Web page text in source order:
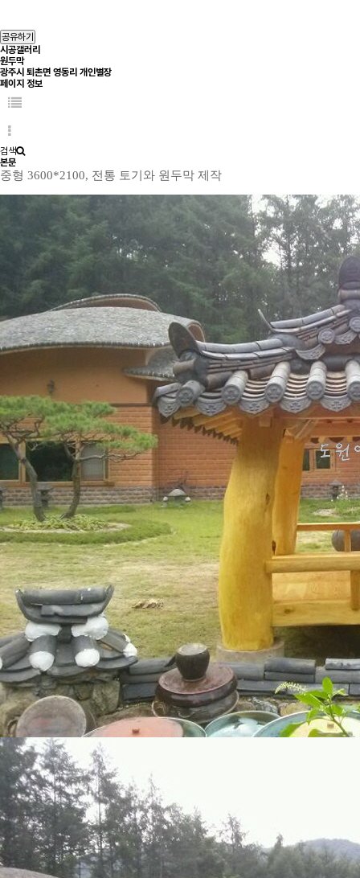
공유하기
시공갤러리
원두막
광주시 퇴촌면 영동리 개인별장
페이지 정보
검색
본문
중형 3600*2100, 전통 토기와 원두막 제작